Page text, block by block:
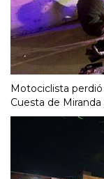
Motociclista
Cuesta de